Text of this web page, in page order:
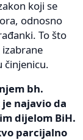
koji se
odnosno
To što
činjenicu.
bh.
najavio da
dijelom BiH.
parcijalno